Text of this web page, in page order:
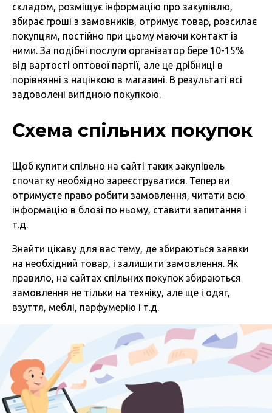
складом, розміщує інформацію про закупівлю,
збирає гроші з замовників, отримує товар, розсилає
покупцям, постійно при цьому маючи контакт із
ними. За подібні послуги організатор бере 10-15%
від вартості оптової партії, але це дрібниці в
порівнянні з націнкою в магазині. В результаті всі
задоволені вигідною покупкою.
Схема спільних покупок
Щоб купити спільно на сайті таких закупівель
спочатку необхідно зареєструватися. Тепер ви
отримуєте право робити замовлення, читати всю
інформацію в блозі по ньому, ставити запитання і
т.д.
Знайти цікаву для вас тему, де збираються заявки
на необхідний товар, і залишити замовлення. Як
правило, на сайтах спільних покупок збираються
замовлення не тільки на техніку, але ще і одяг,
взуття, меблі, парфумерію і т.д.